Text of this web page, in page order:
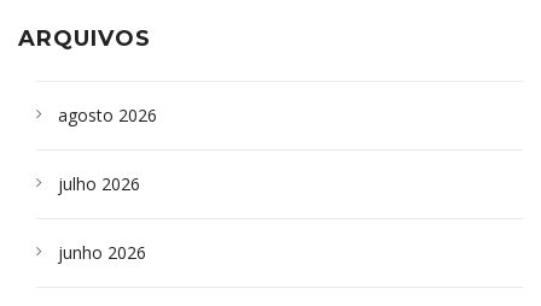
ARQUIVOS
agosto 2026
julho 2026
junho 2026